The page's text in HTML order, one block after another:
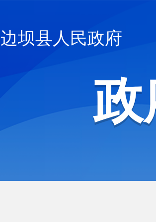
边坝县人民政府
政